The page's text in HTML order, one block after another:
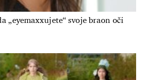
„eyemaxxujete“ svoje braon oči